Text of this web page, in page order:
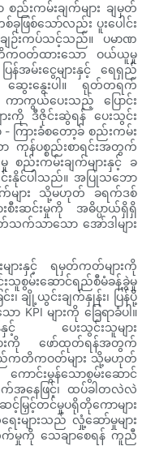
းကမ်းချက်များ ချမှတ်
ဖြစ်သော်လည်း ပူးပေါင်း
ျဉ်းကပ်သင့်သည်။ ပမာဏ
ကဝတ်ထားသော ဝယ်ယူမှု
မ်းငွေများနှင့် ရေရှည်
ဆွေးနွေးပါ။ ရုတ်တရက်
ကာကွယ်ပေးသည့် ပြောင်း
ကို ဒီဇိုင်းဆွဲရန် ပေးသွင်း
ကြားခံစတော့ခ် စည်းကမ်း
ကုန်ပစ္စည်းစာရင်းအတွက်
ေမှု စည်းကမ်းချက်များနှင့် ခ
နိုင်ပါသည်။ အပြုသဘော
များ သို့မဟုတ် ခရက်ဒစ်
းဆင်းမှုကို အဓိပ္ပာယ်ရှိရှိ
သက်သာသော အော်ဒါများ
ားနှင့် ရမှတ်ကတ်များကို
သူစွမ်းဆောင်ရည်စီမံခန့်ခွဲမှု
း၊ ချို့ယွင်းချက်နှုန်း၊ ပြန်ပို့
KPI များကို ခြေရာခံပါ။
န်နှင့် ပေးသွင်းသူများ
ျားကို ဖော်ထုတ်ရန်အတွက်
ည်ကတိကဝတ်များ သို့မဟုတ်
ကောင်းမွန်သောစွမ်းဆောင်
နေဖြင့်၊ ထပ်ခါတလဲလဲ
မြှင့်တင်မှုပရိုတိုကောများ
းများသည် လှုံ့ဆော်မှုများ
က်မှုကို သေချာစေရန် ကူညီ